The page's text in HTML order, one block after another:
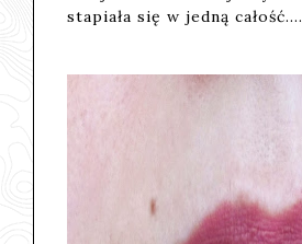
stapiała się w jedną całość....